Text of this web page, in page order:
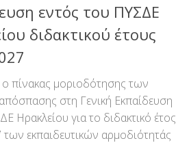
εντός του ΠΥΣΔΕ
διδακτικού έτους
ο πίνακας μοριοδότησης των
στη Γενική Εκπαίδευση
Ηρακλείου για το διδακτικό έτος
εκπαιδευτικών αρμοδιότητάς